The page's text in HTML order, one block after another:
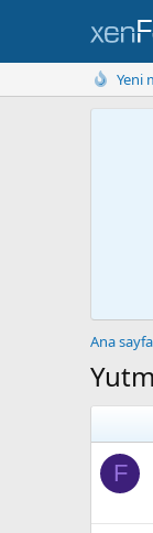
Yeni
Ana sayfa
F